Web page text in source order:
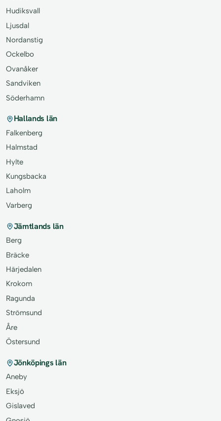
Hudiksvall
Ljusdal
Nordanstig
Ockelbo
Ovanåker
Sandviken
Söderhamn
Hallands län
Falkenberg
Halmstad
Hylte
Kungsbacka
Laholm
Varberg
Jämtlands län
Berg
Bräcke
Härjedalen
Krokom
Ragunda
Strömsund
Åre
Östersund
Jönköpings län
Aneby
Eksjö
Gislaved